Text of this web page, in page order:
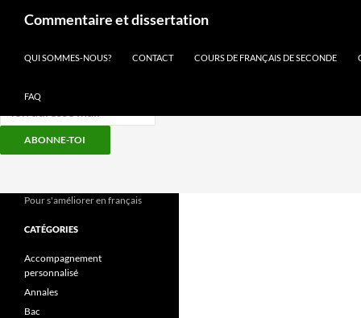
ABONNE-TOI
contenu
Commentaire et dissertation
QUI SOMMES-NOUS? CONTACT COURS DE FRANÇAIS DE SECONDE
FAQ
Pour s'améliorer en français
CATÉGORIES
Accompagnement
personnalisé
Annales
Bac